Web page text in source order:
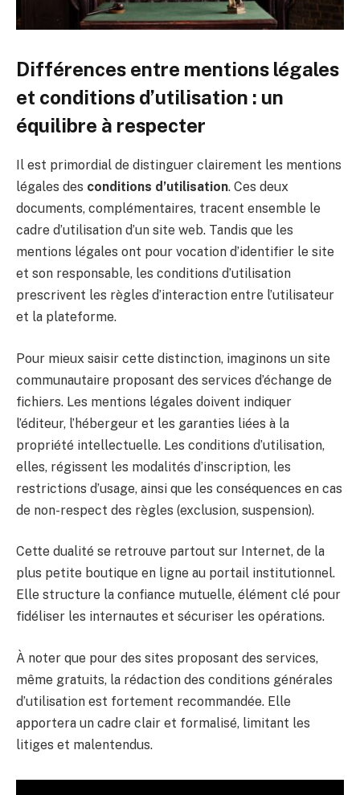
Différences entre mentions légales
et conditions d’utilisation : un
équilibre à respecter
Il est primordial de distinguer clairement les mentions
légales des conditions d’utilisation. Ces deux
documents, complémentaires, tracent ensemble le
cadre d’utilisation d’un site web. Tandis que les
mentions légales ont pour vocation d’identifier le site
et son responsable, les conditions d’utilisation
prescrivent les règles d’interaction entre l’utilisateur
et la plateforme.
Pour mieux saisir cette distinction, imaginons un site
communautaire proposant des services d’échange de
fichiers. Les mentions légales doivent indiquer
l’éditeur, l’hébergeur et les garanties liées à la
propriété intellectuelle. Les conditions d’utilisation,
elles, régissent les modalités d’inscription, les
restrictions d’usage, ainsi que les conséquences en cas
de non-respect des règles (exclusion, suspension).
Cette dualité se retrouve partout sur Internet, de la
plus petite boutique en ligne au portail institutionnel.
Elle structure la confiance mutuelle, élément clé pour
fidéliser les internautes et sécuriser les opérations.
À noter que pour des sites proposant des services,
même gratuits, la rédaction des conditions générales
d’utilisation est fortement recommandée. Elle
apportera un cadre clair et formalisé, limitant les
litiges et malentendus.